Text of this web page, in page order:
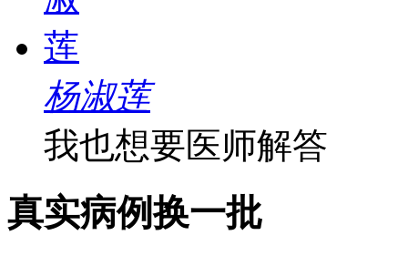
杨淑莲
我也想要医师解答
真实病例换一批